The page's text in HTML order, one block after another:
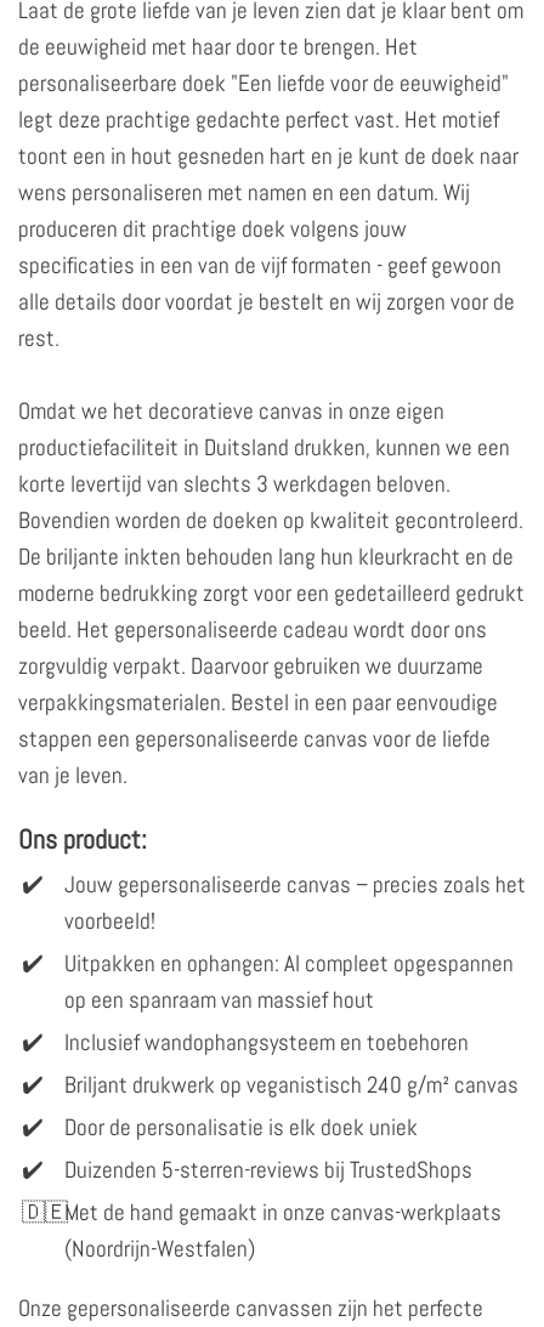
Laat de grote liefde van je leven zien dat je klaar bent om
de eeuwigheid met haar door te brengen. Het
personaliseerbare doek "Een liefde voor de eeuwigheid"
legt deze prachtige gedachte perfect vast. Het motief
toont een in hout gesneden hart en je kunt de doek naar
wens personaliseren met namen en een datum. Wij
produceren dit prachtige doek volgens jouw
specificaties in een van de vijf formaten - geef gewoon
alle details door voordat je bestelt en wij zorgen voor de
rest.
Omdat we het decoratieve canvas in onze eigen
productiefaciliteit in Duitsland drukken, kunnen we een
korte levertijd van slechts 3 werkdagen beloven.
Bovendien worden de doeken op kwaliteit gecontroleerd.
De briljante inkten behouden lang hun kleurkracht en de
moderne bedrukking zorgt voor een gedetailleerd gedrukt
beeld. Het gepersonaliseerde cadeau wordt door ons
zorgvuldig verpakt. Daarvoor gebruiken we duurzame
verpakkingsmaterialen. Bestel in een paar eenvoudige
stappen een gepersonaliseerde canvas voor de liefde
van je leven.
Ons product:
Jouw gepersonaliseerde canvas – precies zoals het
voorbeeld!
Uitpakken en ophangen: Al compleet opgespannen
op een spanraam van massief hout
Inclusief wandophangsysteem en toebehoren
Briljant drukwerk op veganistisch 240 g/m² canvas
Door de personalisatie is elk doek uniek
Duizenden 5-sterren-reviews bij TrustedShops
Met de hand gemaakt in onze canvas-werkplaats
(Noordrijn-Westfalen)
Onze gepersonaliseerde canvassen zijn het perfecte